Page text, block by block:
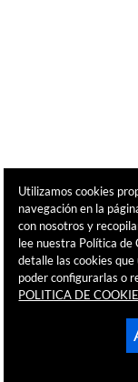
Utilizamos cookies
navegación en la
con nosotros y
lee nuestra Política de
detalle las cookies
poder configurarlas o
POLITICA DE